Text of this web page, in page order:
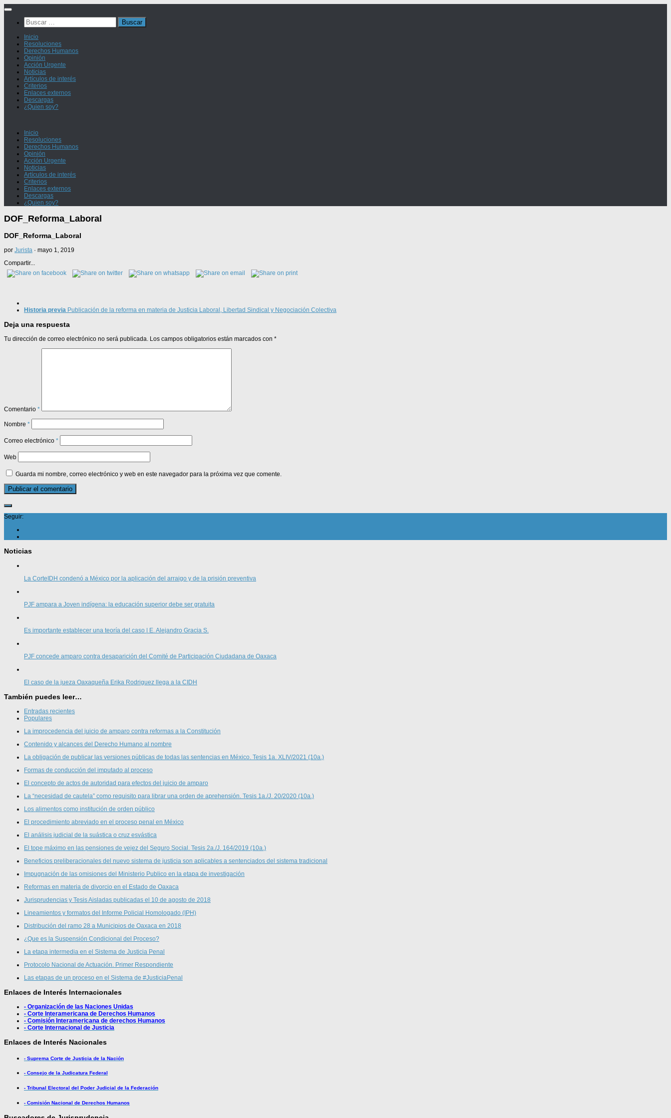
Saltar
contenidoBuscar:
Inicio
Resoluciones
Derechos Humanos
Opinión
Acción Urgente
Noticias
Artículos de interés
Criterios
Enlaces externos
Descargas
¿Quien soy?
Inicio
Resoluciones
Derechos Humanos
Opinión
Acción Urgente
Noticias
Artículos de interés
Criterios
Enlaces externos
Descargas
¿Quien soy?
DOF_Reforma_Laboral
DOF_Reforma_Laboral
por Jurista · mayo 1, 2019
Compartir...
Historia previa Publicación de la reforma en materia de Justicia Laboral, Libertad Sindical y Negociación Colectiva
Deja una respuesta
Tu dirección de correo electrónico no será publicada. Los campos obligatorios están marcados con *
Comentario *
Nombre *
Correo electrónico *
Web
Guarda mi nombre, correo electrónico y web en este navegador para la próxima vez que comente.
Seguir:
Noticias
La CorteIDH condenó a México por la aplicación del arraigo y de la prisión preventiva
PJF ampara a Joven indígena: la educación superior debe ser gratuita
Es importante establecer una teoría del caso | E. Alejandro Gracia S.
PJF concede amparo contra desaparición del Comité de Participación Ciudadana de Oaxaca
El caso de la jueza Oaxaqueña Erika Rodriguez llega a la CIDH
También puedes leer…
Entradas recientes
Populares
La improcedencia del juicio de amparo contra reformas a la Constitución
Contenido y alcances del Derecho Humano al nombre
La obligación de publicar las versiones públicas de todas las sentencias en México. Tesis 1a. XLIV/2021 (10a.)
Formas de conducción del imputado al proceso
El concepto de actos de autoridad para efectos del juicio de amparo
La “necesidad de cautela” como requisito para librar una orden de aprehensión. Tesis 1a./J. 20/2020 (10a.)
Los alimentos como institución de orden público
El procedimiento abreviado en el proceso penal en México
El análisis judicial de la suástica o cruz esvástica
El tope máximo en las pensiones de vejez del Seguro Social. Tesis 2a./J. 164/2019 (10a.)
Beneficios preliberacionales del nuevo sistema de justicia son aplicables a sentenciados del sistema tradicional
Impugnación de las omisiones del Ministerio Publico en la etapa de investigación
Reformas en materia de divorcio en el Estado de Oaxaca
Jurisprudencias y Tesis Aisladas publicadas el 10 de agosto de 2018
Lineamientos y formatos del Informe Policial Homologado (IPH)
Distribución del ramo 28 a Municipios de Oaxaca en 2018
¿Que es la Suspensión Condicional del Proceso?
La etapa intermedia en el Sistema de Justicia Penal
Protocolo Nacional de Actuación. Primer Respondiente
Las etapas de un proceso en el Sistema de #JusticiaPenal
Enlaces de Interés Internacionales
- Organización de las Naciones Unidas
- Corte Interamericana de Derechos Humanos
- Comisión Interamericana de derechos Humanos
- Corte Internacional de Justicia
Enlaces de Interés Nacionales
- Suprema Corte de Justicia de la Nación
- Consejo de la Judicatura Federal
- Tribunal Electoral del Poder Judicial de la Federación
- Comisión Nacional de Derechos Humanos